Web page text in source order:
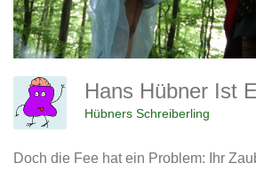
Hans Hübner Ist
Hübners Schreiberling
Doch die Fee hat ein Problem: Ihr